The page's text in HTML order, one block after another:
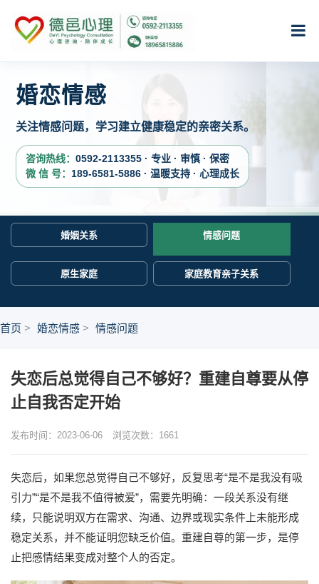
婚恋情感
关注情感问题，学习建立健康稳定的亲密关系。
咨询热线： 0592-2113355 · 专业 · 审慎 · 保密
微 信 号： 189-6581-5886 · 温暖支持 · 心理成长
婚姻关系 情感问题
原生家庭 家庭教育亲子关系
首页 婚恋情感 情感问题
失恋后总觉得自己不够好？重建自尊要从停
止自我否定开始
发布时间：2023-06-06 浏览次数： 1661
失恋后，如果您总觉得自己不够好，反复思考“是不是我没有吸
引力”“是不是我不值得被爱”，需要先明确：一段关系没有继
续，只能说明双方在需求、沟通、边界或现实条件上未能形成
稳定关系，并不能证明您缺乏价值。重建自尊的第一步，是停
止把感情结果变成对整个人的否定。